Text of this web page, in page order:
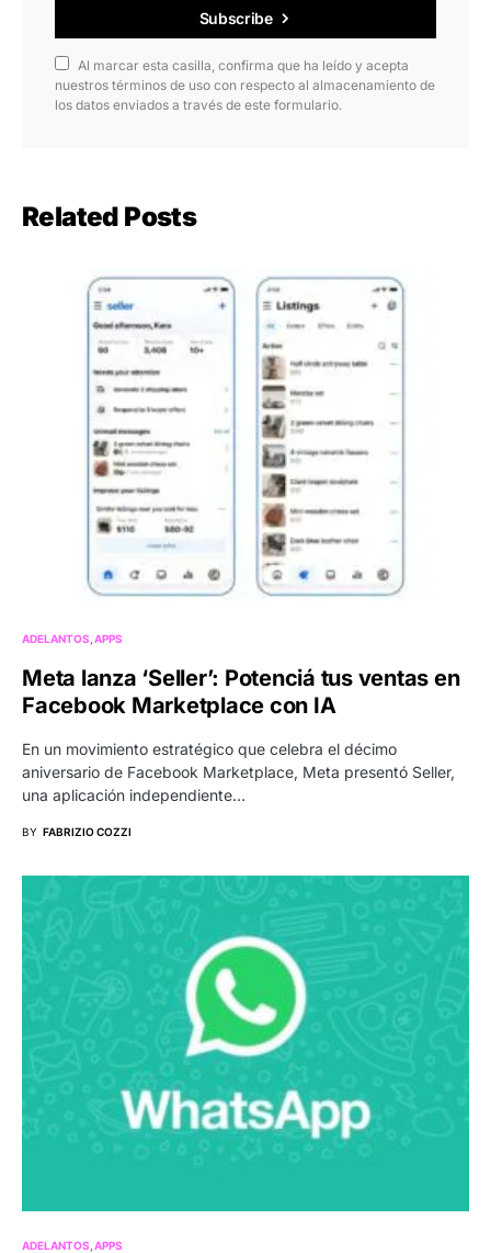
Subscribe
Al marcar esta casilla, confirma que ha leído y acepta
nuestros términos de uso con respecto al almacenamiento de
los datos enviados a través de este formulario.
Related Posts
ADELANTOS APPS
Meta lanza ‘Seller’: Potenciá tus ventas en
Facebook Marketplace con IA
En un movimiento estratégico que celebra el décimo
aniversario de Facebook Marketplace, Meta presentó Seller,
una aplicación independiente…
BY FABRIZIO COZZI
ADELANTOS APPS